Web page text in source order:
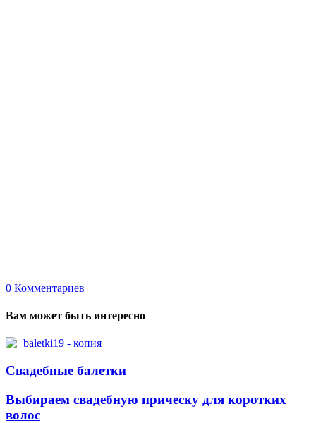
0 Комментариев
Вам может быть интересно
Свадебные балетки
Выбираем свадебную прическу для коротких
волос